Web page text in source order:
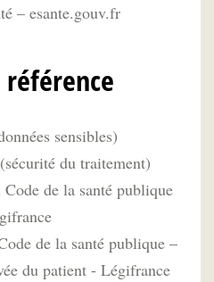
– esante.gouv.fr
référence
sensibles)
du traitement)
de la santé publique
de la santé publique –
du patient - Légifrance